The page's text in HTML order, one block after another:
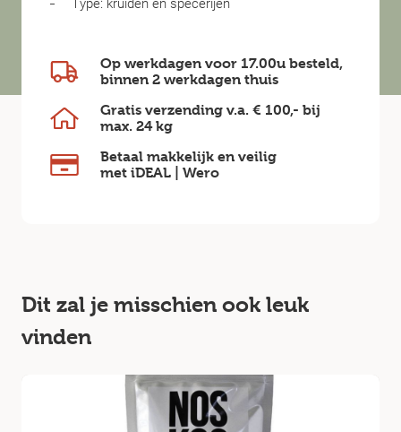
Op werkdagen voor 17.00u besteld,
binnen 2 werkdagen thuis
Gratis verzending v.a. € 100,- bij
max. 24 kg
Betaal makkelijk en veilig
met iDEAL | Wero
Dit zal je misschien ook leuk
vinden